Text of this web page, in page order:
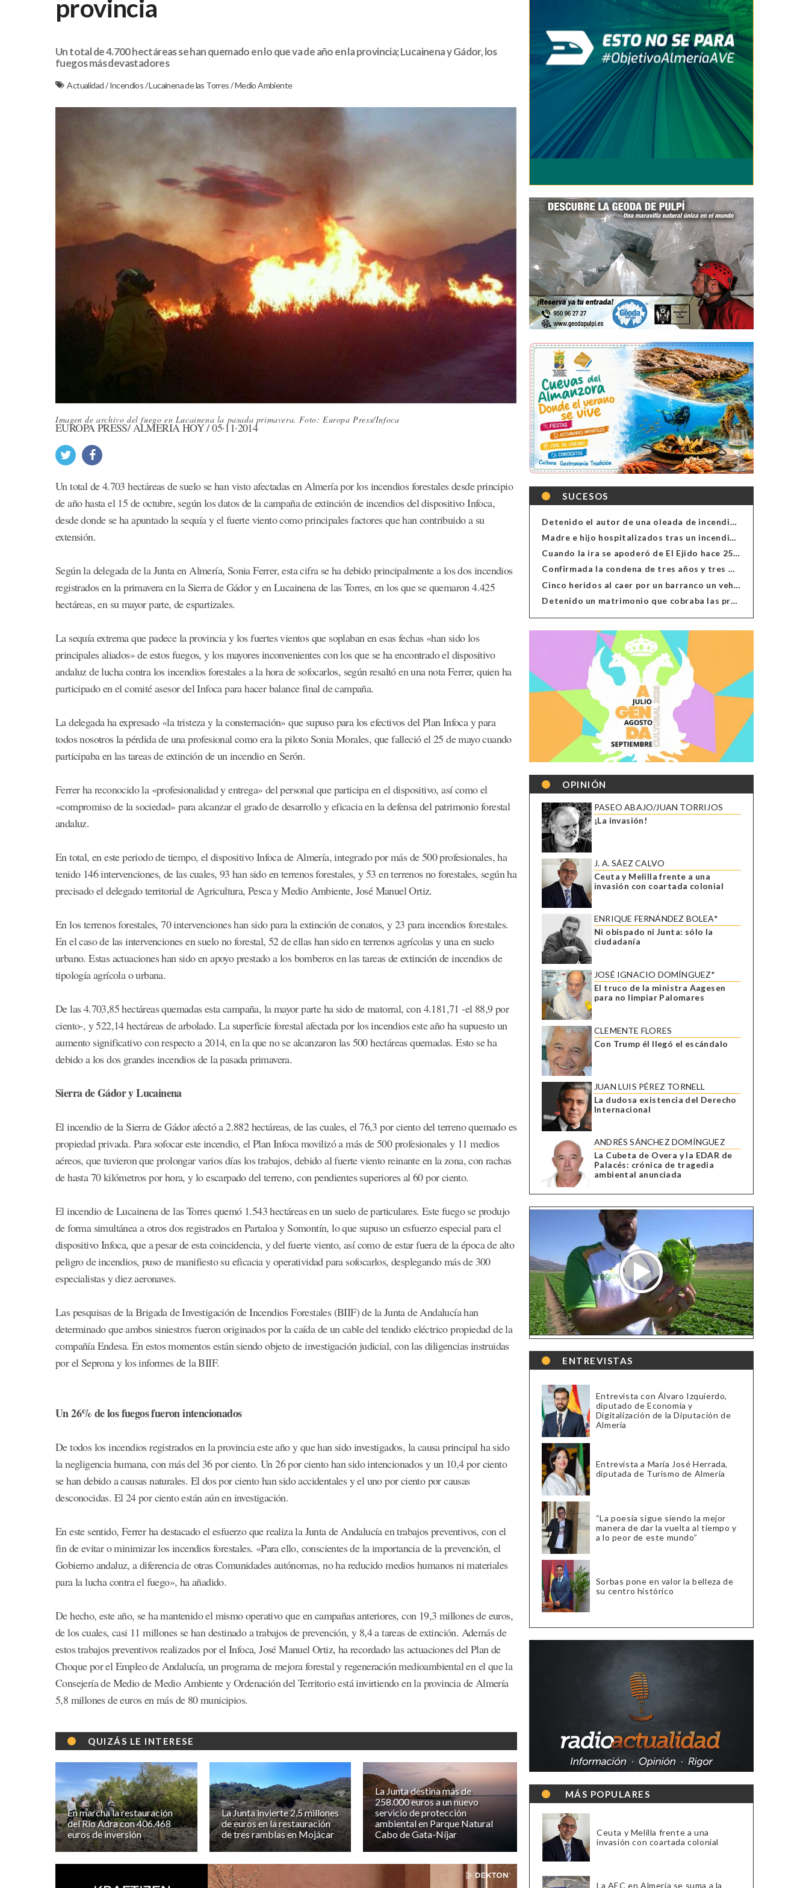
provincia
Un total de 4.700 hectáreas se han quemado en lo que va de año en la provincia; Lucainena y Gádor, los
fuegos más devastadores
Actualidad/Incendios/Lucainena de las Torres/Medio Ambiente
Imagen de archivo del fuego en Lucainena la pasada primavera. Foto: Europa Press/Infoca
EUROPA PRESS/ ALMERÍA HOY / 05·11·2014
Un total de 4.703 hectáreas de suelo se han visto afectadas en Almería por los incendios forestales desde principio
de año hasta el 15 de octubre, según los datos de la campaña de extinción de incendios del dispositivo Infoca,
desde donde se ha apuntado la sequía y el fuerte viento como principales factores que han contribuido a su
extensión.
Según la delegada de la Junta en Almería, Sonia Ferrer, esta cifra se ha debido principalmente a los dos incendios
registrados en la primavera en la Sierra de Gádor y en Lucainena de las Torres, en los que se quemaron 4.425
hectáreas, en su mayor parte, de espartizales.
La sequía extrema que padece la provincia y los fuertes vientos que soplaban en esas fechas «han sido los
principales aliados» de estos fuegos, y los mayores inconvenientes con los que se ha encontrado el dispositivo
andaluz de lucha contra los incendios forestales a la hora de sofocarlos, según resaltó en una nota Ferrer, quien ha
participado en el comité asesor del Infoca para hacer balance final de campaña.
La delegada ha expresado «la tristeza y la consternación» que supuso para los efectivos del Plan Infoca y para
todos nosotros la pérdida de una profesional como era la piloto Sonia Morales, que falleció el 25 de mayo cuando
participaba en las tareas de extinción de un incendio en Serón.
Ferrer ha reconocido la «profesionalidad y entrega» del personal que participa en el dispositivo, así como el
«compromiso de la sociedad» para alcanzar el grado de desarrollo y eficacia en la defensa del patrimonio forestal
andaluz.
En total, en este periodo de tiempo, el dispositivo Infoca de Almería, integrado por más de 500 profesionales, ha
tenido 146 intervenciones, de las cuales, 93 han sido en terrenos forestales, y 53 en terrenos no forestales, según ha
precisado el delegado territorial de Agricultura, Pesca y Medio Ambiente, José Manuel Ortiz.
En los terrenos forestales, 70 intervenciones han sido para la extinción de conatos, y 23 para incendios forestales.
En el caso de las intervenciones en suelo no forestal, 52 de ellas han sido en terrenos agrícolas y una en suelo
urbano. Estas actuaciones han sido en apoyo prestado a los bomberos en las tareas de extinción de incendios de
tipología agrícola o urbana.
De las 4.703,85 hectáreas quemadas esta campaña, la mayor parte ha sido de matorral, con 4.181,71 -el 88,9 por
ciento-, y 522,14 hectáreas de arbolado. La superficie forestal afectada por los incendios este año ha supuesto un
aumento significativo con respecto a 2014, en la que no se alcanzaron las 500 hectáreas quemadas. Esto se ha
debido a los dos grandes incendios de la pasada primavera.
Sierra de Gádor y Lucainena
El incendio de la Sierra de Gádor afectó a 2.882 hectáreas, de las cuales, el 76,3 por ciento del terreno quemado es
propiedad privada. Para sofocar este incendio, el Plan Infoca movilizó a más de 500 profesionales y 11 medios
aéreos, que tuvieron que prolongar varios días los trabajos, debido al fuerte viento reinante en la zona, con rachas
de hasta 70 kilómetros por hora, y lo escarpado del terreno, con pendientes superiores al 60 por ciento.
El incendio de Lucainena de las Torres quemó 1.543 hectáreas en un suelo de particulares. Este fuego se produjo
de forma simultánea a otros dos registrados en Partaloa y Somontín, lo que supuso un esfuerzo especial para el
dispositivo Infoca, que a pesar de esta coincidencia, y del fuerte viento, así como de estar fuera de la época de alto
peligro de incendios, puso de manifiesto su eficacia y operatividad para sofocarlos, desplegando más de 300
especialistas y diez aeronaves.
Las pesquisas de la Brigada de Investigación de Incendios Forestales (BIIF) de la Junta de Andalucía han
determinado que ambos siniestros fueron originados por la caída de un cable del tendido eléctrico propiedad de la
compañía Endesa. En estos momentos están siendo objeto de investigación judicial, con las diligencias instruidas
por el Seprona y los informes de la BIIF.
Un 26% de los fuegos fueron intencionados
De todos los incendios registrados en la provincia este año y que han sido investigados, la causa principal ha sido
la negligencia humana, con más del 36 por ciento. Un 26 por ciento han sido intencionados y un 10,4 por ciento
se han debido a causas naturales. El dos por ciento han sido accidentales y el uno por ciento por causas
desconocidas. El 24 por ciento están aún en investigación.
En este sentido, Ferrer ha destacado el esfuerzo que realiza la Junta de Andalucía en trabajos preventivos, con el
fin de evitar o minimizar los incendios forestales. «Para ello, conscientes de la importancia de la prevención, el
Gobierno andaluz, a diferencia de otras Comunidades autónomas, no ha reducido medios humanos ni materiales
para la lucha contra el fuego», ha añadido.
De hecho, este año, se ha mantenido el mismo operativo que en campañas anteriores, con 19,3 millones de euros,
de los cuales, casi 11 millones se han destinado a trabajos de prevención, y 8,4 a tareas de extinción. Además de
estos trabajos preventivos realizados por el Infoca, José Manuel Ortiz, ha recordado las actuaciones del Plan de
Choque por el Empleo de Andalucía, un programa de mejora forestal y regeneración medioambiental en el que la
Consejería de Medio de Medio Ambiente y Ordenación del Territorio está invirtiendo en la provincia de Almería
5,8 millones de euros en más de 80 municipios.
QUIZÁS LE INTERESE
En marcha la restauración
del Río Adra con 406.468
euros de inversión
La Junta invierte 2,5 millones
de euros en la restauración
de tres ramblas en Mojácar
La Junta destina más de
258.000 euros a un nuevo
servicio de protección
ambiental en Parque Natural
Cabo de Gata-Níjar
SUCESOS
Detenido el autor de una oleada de incendios de contenedores en Almería
Madre e hijo hospitalizados tras un incendio en la cocina de una vivienda en Almería
Cuando la ira se apoderó de El Ejido hace 25 años
Confirmada la condena de tres años y tres meses al hombre de Antas acusado de xenofobia
Cinco heridos al caer por un barranco un vehículo en Alcolea
Detenido un matrimonio que cobraba las prestaciones de ilegales en Almería, Granada, Málaga, Huelva y Murcia
OPINIÓN
PASEO ABAJO/JUAN TORRIJOS
¡La invasión!
J. A. SÁEZ CALVO
Ceuta y Melilla frente a una
invasión con coartada colonial
ENRIQUE FERNÁNDEZ BOLEA*
Ni obispado ni Junta: sólo la
ciudadanía
JOSÉ IGNACIO DOMÍNGUEZ*
El truco de la ministra Aagesen
para no limpiar Palomares
CLEMENTE FLORES
Con Trump él llegó el escándalo
JUAN LUIS PÉREZ TORNELL
La dudosa existencia del Derecho
Internacional
ANDRÉS SÁNCHEZ DOMÍNGUEZ
La Cubeta de Overa y la EDAR de
Palacés: crónica de tragedia
ambiental anunciada
ENTREVISTAS
Entrevista con Álvaro Izquierdo,
diputado de Economía y
Digitalización de la Diputación de
Almería
Entrevista a María José Herrada,
diputada de Turismo de Almería
“La poesía sigue siendo la mejor
manera de dar la vuelta al tiempo y
a lo peor de este mundo”
Sorbas pone en valor la belleza de
su centro histórico
MÁS POPULARES
Ceuta y Melilla frente a una
invasión con coartada colonial
La AEC en Almería se suma a la